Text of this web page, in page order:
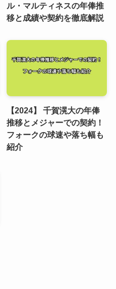
ル・マルティネスの年俸推
移と成績や契約を徹底解説
【2024】 千賀滉大の年俸
推移とメジャーでの契約！
フォークの球速や落ち幅も
紹介